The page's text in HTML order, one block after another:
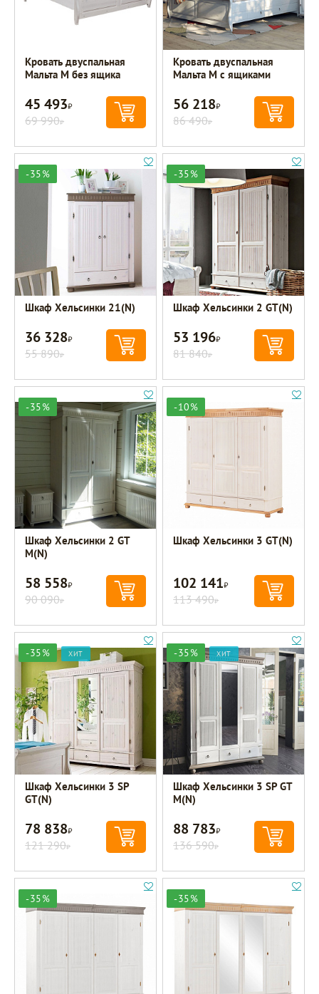
Кровать двуспальная
Мальта М без ящика
45 493Р
69 990Р
Кровать двуспальная
Мальта М с ящиками
56 218Р
86 490Р
-35%
Шкаф Хельсинки 21(N)
36 328Р
55 890Р
-35%
Шкаф Хельсинки 2 GT(N)
53 196Р
81 840Р
-35%
Шкаф Хельсинки 2 GT
М(N)
58 558Р
90 090Р
-10%
Шкаф Хельсинки 3 GT(N)
102 141Р
113 490Р
-35% ХИТ
Шкаф Хельсинки 3 SP
GT(N)
78 838Р
121 290Р
-35% ХИТ
Шкаф Хельсинки 3 SP GT
M(N)
88 783Р
136 590Р
-35% -35%